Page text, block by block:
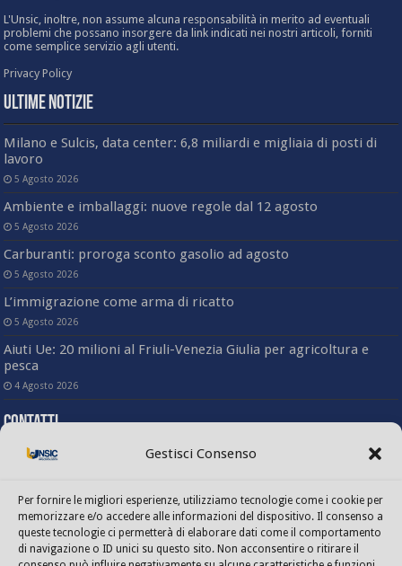
Gestisci Consenso
Per fornire le migliori esperienze, utilizziamo tecnologie come i cookie per
memorizzare e/o accedere alle informazioni del dispositivo. Il consenso a
queste tecnologie ci permetterà di elaborare dati come il comportamento
di navigazione o ID unici su questo sito. Non acconsentire o ritirare il
L'Unsic, inoltre, non assume alcuna responsabilità in merito ad eventuali
problemi che possano insorgere da link indicati nei nostri articoli, forniti
come semplice servizio agli utenti.
Privacy Policy
Ultime Notizie
Milano e Sulcis, data center: 6,8 miliardi e migliaia di posti di
lavoro
5 Agosto 2026
Ambiente e imballaggi: nuove regole dal 12 agosto
5 Agosto 2026
Carburanti: proroga sconto gasolio ad agosto
5 Agosto 2026
L’immigrazione come arma di ricatto
5 Agosto 2026
Aiuti Ue: 20 milioni al Friuli-Venezia Giulia per agricoltura e
pesca
4 Agosto 2026
Contatti
Sede nazionale
Tel. 06-58333803
Fax. 06-5817414
Mail: info@unsic.it
Ufficio stampa e comunicazione